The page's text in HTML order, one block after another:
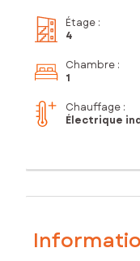
Étage :
4
Chambre :
1
Chauffage :
Électrique